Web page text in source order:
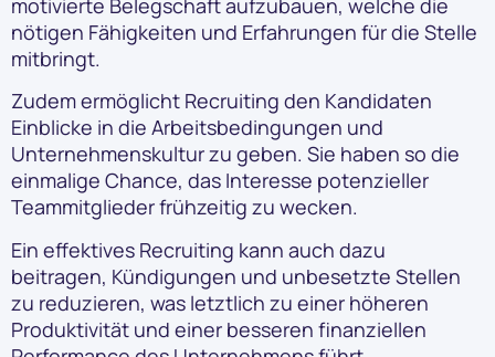
motivierte Belegschaft aufzubauen, welche die
nötigen Fähigkeiten und Erfahrungen für die Stelle
mitbringt.
Zudem ermöglicht Recruiting den Kandidaten
Einblicke in die Arbeitsbedingungen und
Unternehmenskultur zu geben. Sie haben so die
einmalige Chance, das Interesse potenzieller
Teammitglieder frühzeitig zu wecken.
Ein effektives Recruiting kann auch dazu
beitragen, Kündigungen und unbesetzte Stellen
zu reduzieren, was letztlich zu einer höheren
Produktivität und einer besseren finanziellen